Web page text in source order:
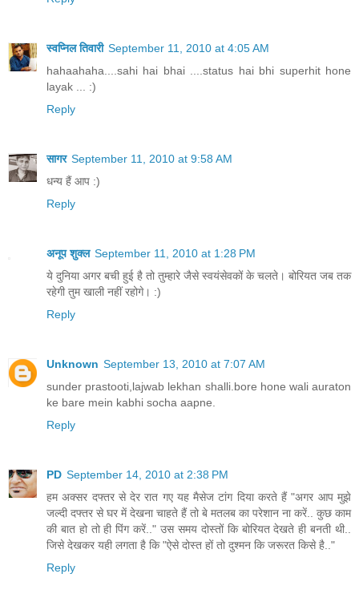
स्वप्निल तिवारी September 11, 2010 at 4:05 AM
hahaahaha....sahi hai bhai ....status hai bhi superhit hone
layak ... :)
Reply
सागर September 11, 2010 at 9:58 AM
धन्य हैं आप :)
Reply
अनूप शुक्ल September 11, 2010 at 1:28 PM
ये दुनिया अगर बची हुई है तो तुम्हारे जैसे स्वयंसेवकों के चलते। बोरियत जब तक
रहेगी तुम खाली नहीं रहोगे। :)
Reply
Unknown September 13, 2010 at 7:07 AM
sunder prastooti,lajwab lekhan shalli.bore hone wali auraton
ke bare mein kabhi socha aapne.
Reply
PD September 14, 2010 at 2:38 PM
हम अक्सर दफ्तर से देर रात गए यह मैसेज टांग दिया करते हैं "अगर आप मुझे
जल्दी दफ्तर से घर में देखना चाहते हैं तो बे मतलब का परेशान ना करें.. कुछ काम
की बात हो तो ही पिंग करें.." उस समय दोस्तों कि बोरियत देखते ही बनती थी..
जिसे देखकर यही लगता है कि "ऐसे दोस्त हों तो दुश्मन कि जरूरत किसे है.."
Reply